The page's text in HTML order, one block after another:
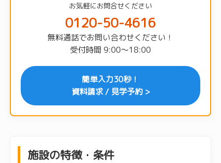
お気軽にお問合せください
0120-50-4616
無料通話でお問い合わせください！
受付時間 9:00〜18:00
簡単入力30秒！
資料請求 / 見学予約 >
施設の特徴・条件